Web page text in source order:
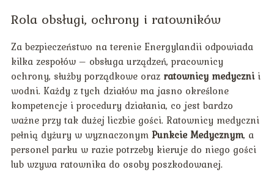
Rola obsługi, ochrony i ratowników
Za bezpieczeństwo na terenie Energylandii odpowiada
kilka zespołów – obsługa urządzeń, pracownicy
ochrony, służby porządkowe oraz ratownicy medycznii
wodni. Każdy z tych działów ma jasno określone
kompetencje i procedury działania, co jest bardzo
ważne przy tak dużej liczbie gości. Ratownicy medyczni
pełnią dyżury w wyznaczonym Punkcie Medycznym, a
personel parku w razie potrzeby kieruje do niego gości
lub wzywa ratownika do osoby poszkodowanej.